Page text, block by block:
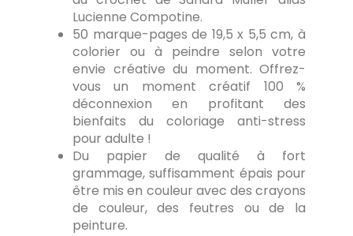
Lucienne Compotine.
50 marque-pages de 19,5 x 5,5 cm, à
colorier ou à peindre selon votre
envie créative du moment. Offrez-
vous un moment créatif 100 %
déconnexion en profitant des
bienfaits du coloriage anti-stress
pour adulte !
Du papier de qualité à fort
grammage, suffisamment épais pour
être mis en couleur avec des crayons
de couleur, des feutres ou de la
peinture.